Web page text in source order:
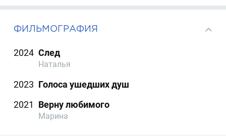
ФИЛЬМОГРАФИЯ
2024 След
Наталья
2023 Голоса ушедших душ
2021
Верну любимого
Марина